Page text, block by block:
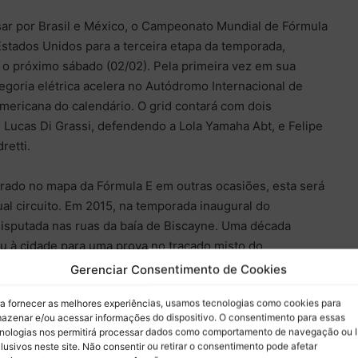
Gerenciar Consentimento de Cookies
fornecer as melhores experiências, usamos tecnologias como cookies para
e/ou acessar informações do dispositivo. O consentimento para essas
nos permitirá processar dados como comportamento de navegação ou
neste site. Não consentir ou retirar o consentimento pode afetar
por Brasil e México, o Campeonato Mundial de Fórmula
Unidos para a terceira etapa da temporada,
o próximo sábado (02/02). Pela primeira vez em sua
elétrica acelera no Autódromo Internacional de
do calendário. O grid contará com dois
Di Grassi, defendendo a Lola Yamaha Abt, e Felipe
no mapa da Fórmula E em outras ocasiões, esta será
circuito. Em 2015, na temporada inaugural do
nas ruas da baía de Biscayne. Uma década
à cidade para uma prova no traçado misto do
Agora, o Mundial passa a competir na pista que desde
de Fórmula 1.